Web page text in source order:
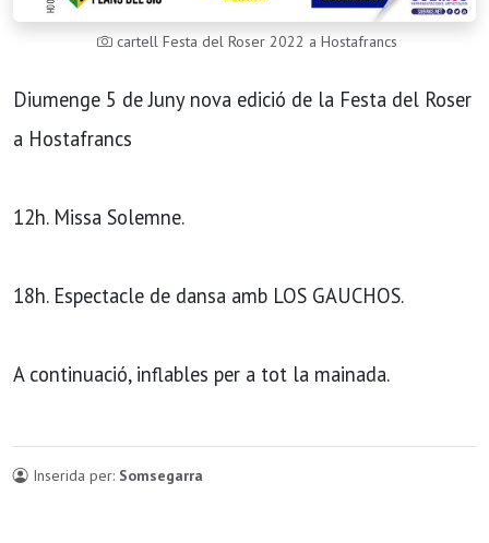
cartell Festa del Roser 2022 a Hostafrancs
Diumenge 5 de Juny nova edició de la Festa del Roser
a Hostafrancs
12h. Missa Solemne.
18h. Espectacle de dansa amb LOS GAUCHOS.
A continuació, inflables per a tot la mainada.
Inserida per: Somsegarra